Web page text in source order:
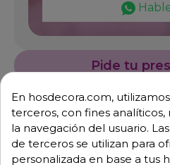
Pide tu
En hosdecora.com,
terceros, con fines
la navegación del usuario.
de terceros se utilizan para
personalizada en base a tus